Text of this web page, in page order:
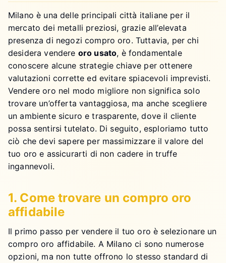
Milano è una delle principali città italiane per il
mercato dei metalli preziosi, grazie all’elevata
presenza di negozi compro oro. Tuttavia, per chi
desidera vendere oro usato, è fondamentale
conoscere alcune strategie chiave per ottenere
valutazioni corrette ed evitare spiacevoli imprevisti.
Vendere oro nel modo migliore non significa solo
trovare un’offerta vantaggiosa, ma anche scegliere
un ambiente sicuro e trasparente, dove il cliente
possa sentirsi tutelato. Di seguito, esploriamo tutto
ciò che devi sapere per massimizzare il valore del
tuo oro e assicurarti di non cadere in truffe
ingannevoli.
1. Come trovare un compro oro
affidabile
Il primo passo per vendere il tuo oro è selezionare un
compro oro affidabile. A Milano ci sono numerose
opzioni, ma non tutte offrono lo stesso standard di